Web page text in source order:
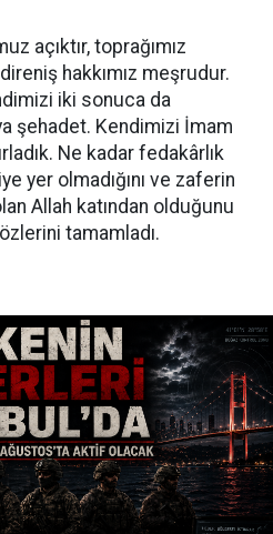
açıktır, toprağımız
hakkımız meşrudur.
iki sonuca da
şehadet. Kendimizi İmam
Ne kadar fedakârlık
yer olmadığını ve zaferin
Allah katından olduğunu
tamamladı.